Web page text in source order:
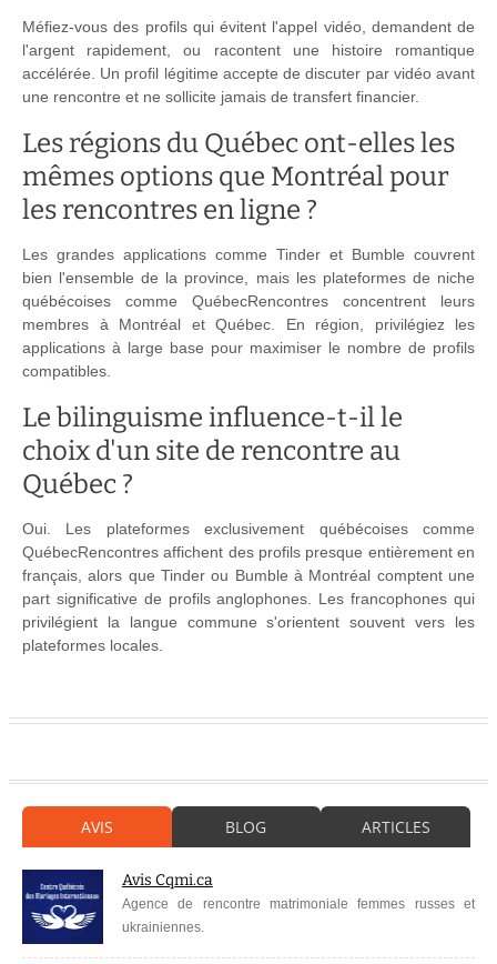
Méfiez-vous des profils qui évitent l'appel vidéo, demandent de
l'argent rapidement, ou racontent une histoire romantique
accélérée. Un profil légitime accepte de discuter par vidéo avant
une rencontre et ne sollicite jamais de transfert financier.
Les régions du Québec ont-elles les
mêmes options que Montréal pour
les rencontres en ligne ?
Les grandes applications comme Tinder et Bumble couvrent
bien l'ensemble de la province, mais les plateformes de niche
québécoises comme QuébecRencontres concentrent leurs
membres à Montréal et Québec. En région, privilégiez les
applications à large base pour maximiser le nombre de profils
compatibles.
Le bilinguisme influence-t-il le
choix d'un site de rencontre au
Québec ?
Oui. Les plateformes exclusivement québécoises comme
QuébecRencontres affichent des profils presque entièrement en
français, alors que Tinder ou Bumble à Montréal comptent une
part significative de profils anglophones. Les francophones qui
privilégient la langue commune s'orientent souvent vers les
plateformes locales.
AVIS BLOG ARTICLES
Avis Cqmi.ca
Agence de rencontre matrimoniale femmes russes et
ukrainiennes.